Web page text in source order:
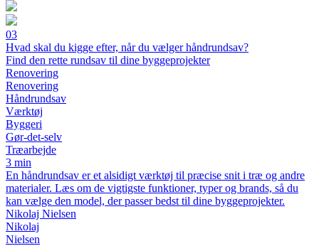
03
Hvad skal du kigge efter, når du vælger håndrundsav?
Find den rette rundsav til dine byggeprojekter
Renovering
Renovering
Håndrundsav
Værktøj
Byggeri
Gør-det-selv
Træarbejde
3 min
En håndrundsav er et alsidigt værktøj til præcise snit i træ og andre
materialer. Læs om de vigtigste funktioner, typer og brands, så du
kan vælge den model, der passer bedst til dine byggeprojekter.
Nikolaj Nielsen
Nikolaj
Nielsen